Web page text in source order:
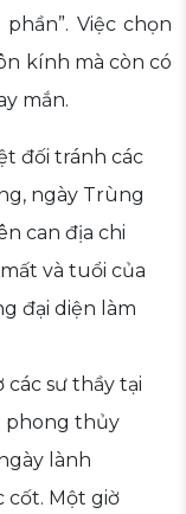
Việc chọn
kính mà còn có
mắn.
đối tránh các
ngày Trùng
can địa chi
và tuổi của
đại diện làm
sư thầy tại
phong thủy
lành
cốt. Một giờ